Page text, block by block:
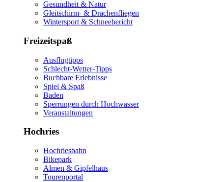
Gesundheit & Natur
Gleitschirm- & Drachenfliegen
Wintersport & Schneebericht
Freizeitspaß
Ausflugtipps
Schlecht-Wetter-Tipps
Buchbare Erlebnisse
Spiel & Spaß
Baden
Sperrungen durch Hochwasser
Veranstaltungen
Hochries
Hochriesbahn
Bikepark
Almen & Gipfelhaus
Tourenportal